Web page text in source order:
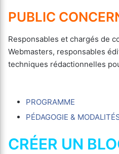
PUBLIC
Responsables et chargés de
Webmasters, responsables
techniques rédactionnelles
PROGRAMME
PÉDAGOGIE &
CRÉER UN